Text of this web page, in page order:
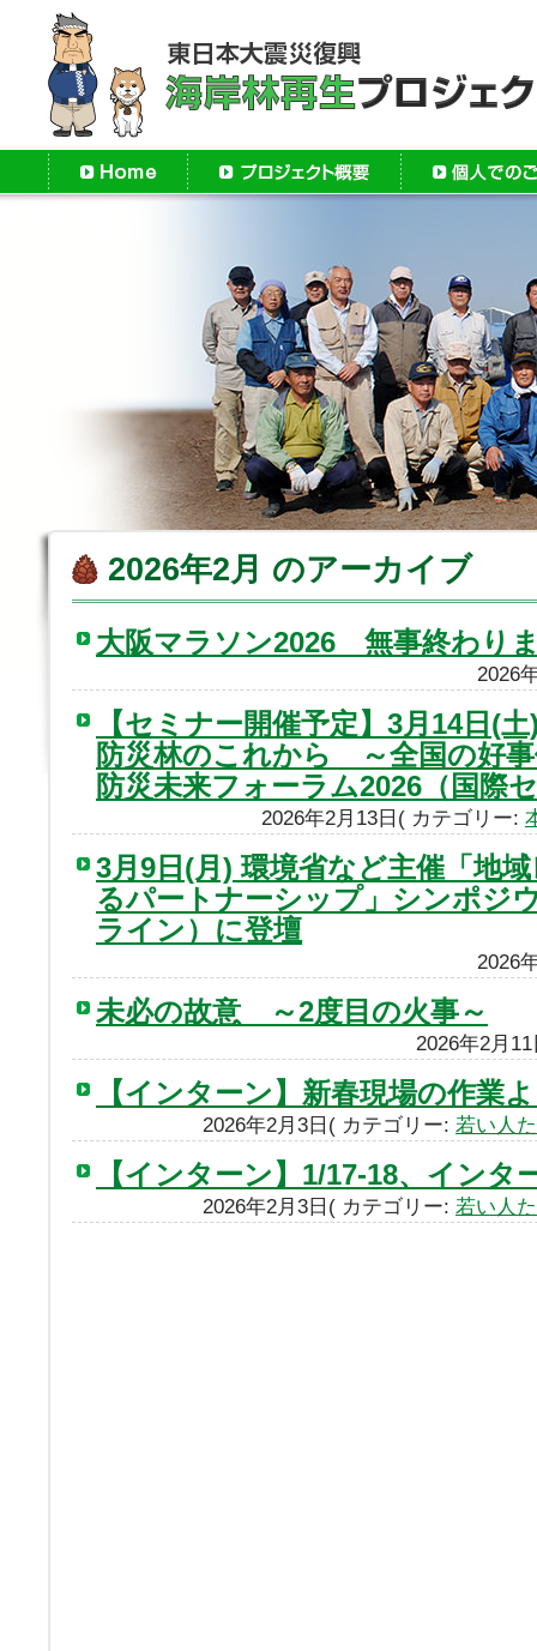
2026年2月 のアーカイブ
大阪マラソン2026 無事終わり
2026
【セミナー開催予定】3月14日(
防災林のこれから ～全国の好
防災未来フォーラム2026（国際
2026年2月13日( カテゴリー:
3月9日(月) 環境省など主催「地
るパートナーシップ」シンポジ
ライン）に登壇
2026
未必の故意 ～2度目の火事～
2026年2月
【インターン】新春現場の作業
2026年2月3日( カテゴリー: 若い人
【インターン】1/17-18、インタ
2026年2月3日( カテゴリー: 若い人